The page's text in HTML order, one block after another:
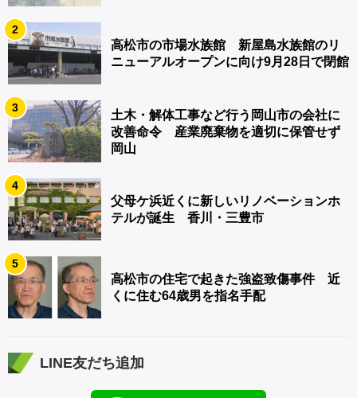
2
高松市の市場水族館 新屋島水族館のリ
ニューアルオープンに向け9月28日で閉館
3
土木・解体工事など行う岡山市の会社に
改善命令 産業廃棄物を適切に保管せず
岡山
4
父母ケ浜近くに新しいリノベーションホ
テルが誕生 香川・三豊市
5
高松市の住宅で起きた強盗致傷事件 近
くに住む64歳男を指名手配
LINE友だち追加